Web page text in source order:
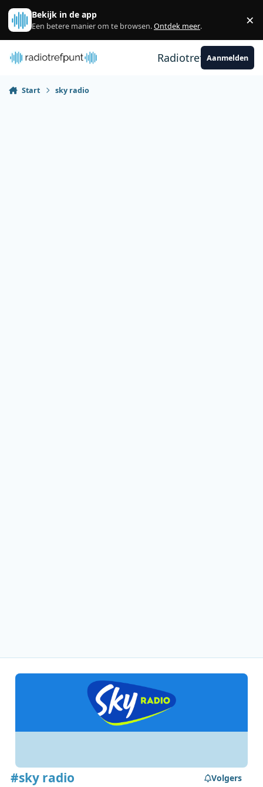
Spring naar bijdragen
Bekijk in de app
Een betere manier om te browsen.Ontdek meer. ×
RadiotrefpuntAanmelden
Start sky radio
#sky radio Volgers